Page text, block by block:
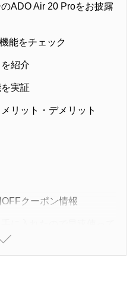
ADO Air 20 Proをお披露
能をチェック
紹介
実証
リット・デメリット
クーポン情報